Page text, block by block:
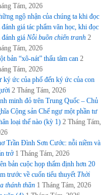
Tám, 2026
ngộ nhận của chúng ta khi đọc
đánh giá tác phẩm văn học, khi đọc
đánh giá Nỗi buồn chiến tranh 2
Tám, 2026
bản “xô-nát” thấu tâm can 2
Tám, 2026
ký ức của phố đến ký ức của con
2 Tháng Tám, 2026
minh đỏ trên Trung Quốc – Chủ
Cộng sản Chế ngự một phần tư
loại thế nào (kỳ 1) 2 Tháng Tám,
Trần Đình Sơn Cước: nỗi niềm và
trở 1 Tháng Tám, 2026
bản cuộc họp thẩm định hơn 20
trước về cuốn tiểu thuyếtThời
thánh thần 1 Tháng Tám, 2026